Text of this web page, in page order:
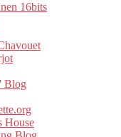
16bits
Blog
House